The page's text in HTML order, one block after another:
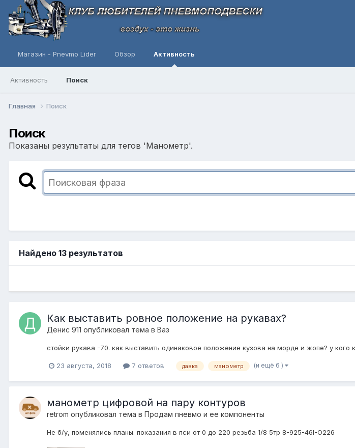
Магазин - Pnevmo Lider Обзор Активность
Активность Поиск
Главная Поиск
Поиск
Показаны результаты для тегов 'Манометр'.
Найдено 13 результатов
Как выставить ровное положение на рукавах?
Денис 911 опубликовал тема в Ваз
стойки рукава -70. как выставить одинаковое положение кузова на морде и жопе? у кого
23 августа, 2018 7 ответов давка манометр (и ещё 6 )
манометр цифровой на пару контуров
retrom опубликовал тема в Продам пневмо и ее компоненты
Не б/у, поменялись планы. показания в пси от 0 до 220 резьба 1/8 5тр 8-925-46I-O226